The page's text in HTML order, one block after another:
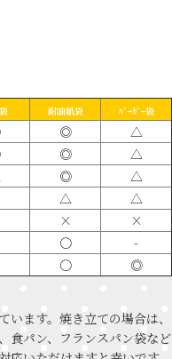
耐油紙袋 ﾊﾞｰｶﾞｰ袋
◎ △
◎ △
◎ △
△ △
× ×
〇 -
〇 ◎
ます。焼き立ての場合は、
食パン、フランスパン袋など